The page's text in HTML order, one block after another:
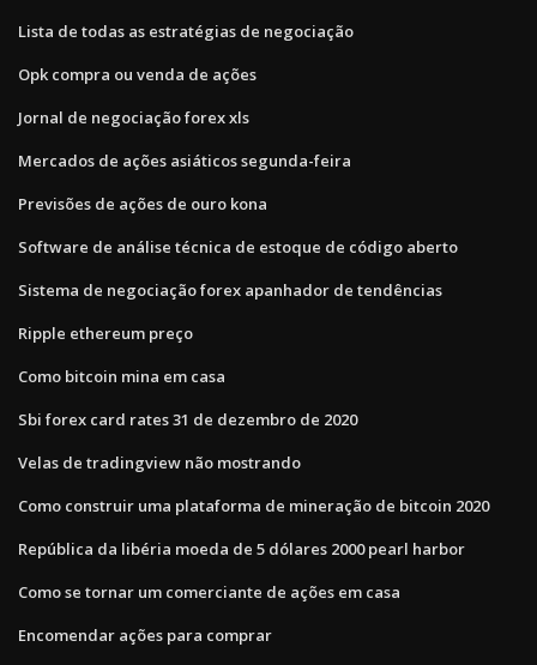
Lista de todas as estratégias de negociação
Opk compra ou venda de ações
Jornal de negociação forex xls
Mercados de ações asiáticos segunda-feira
Previsões de ações de ouro kona
Software de análise técnica de estoque de código aberto
Sistema de negociação forex apanhador de tendências
Ripple ethereum preço
Como bitcoin mina em casa
Sbi forex card rates 31 de dezembro de 2020
Velas de tradingview não mostrando
Como construir uma plataforma de mineração de bitcoin 2020
República da libéria moeda de 5 dólares 2000 pearl harbor
Como se tornar um comerciante de ações em casa
Encomendar ações para comprar